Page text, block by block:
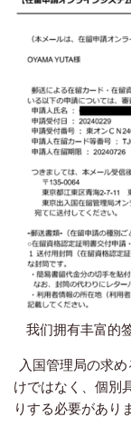
我们拥有丰富的
入国管理局の求
けではなく、個別
りする必要があり